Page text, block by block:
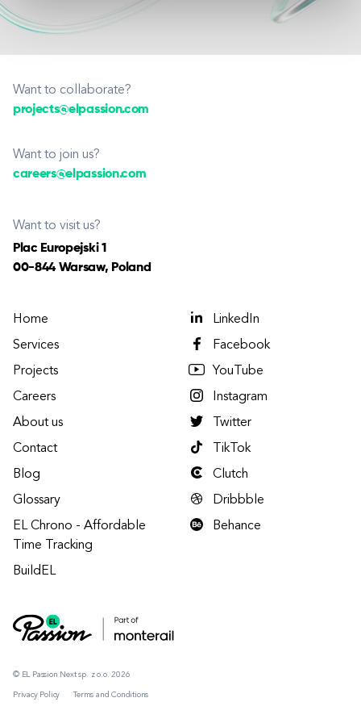
Want to collaborate?
projects@elpassion.com
Want to join us?
careers@elpassion.com
Want to visit us?
Plac Europejski 1
00-844 Warsaw, Poland
© EL Passion Next sp. z o.o. 2026
Privacy Policy Terms and Conditions
Home
Services
Projects
Careers
About us
Contact
Blog
Glossary
EL Chrono - Affordable
Time Tracking
BuildEL
LinkedIn
Facebook
YouTube
Instagram
Twitter
TikTok
Clutch
Dribbble
Behance